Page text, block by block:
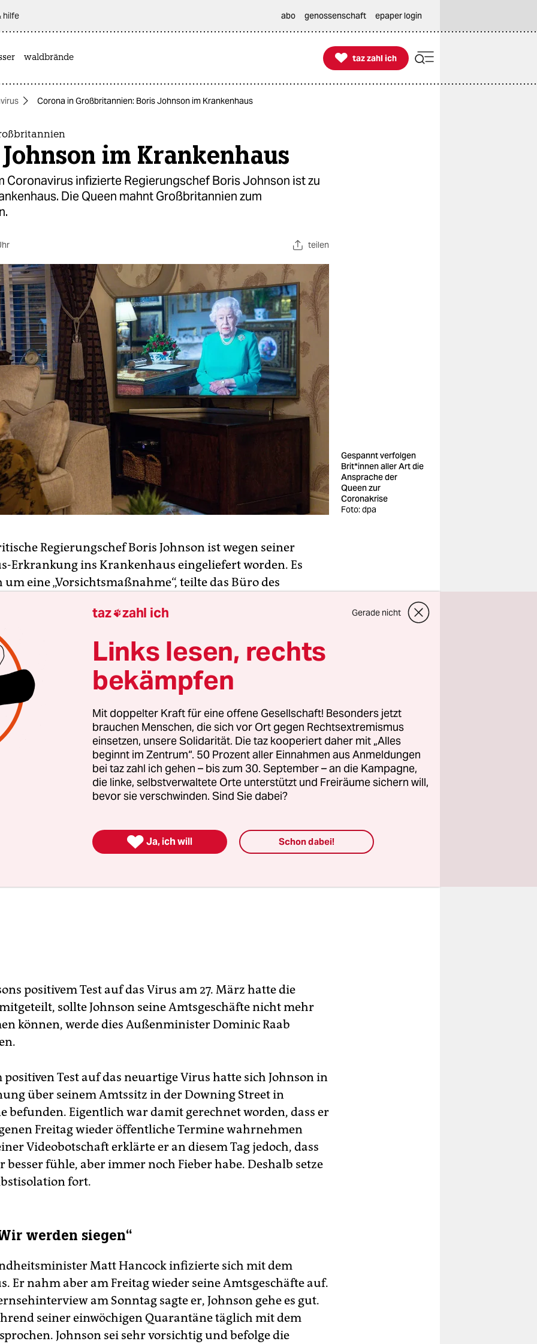
hilfe abo genossenschaft epaper login
waldbrände 
taz zahl ich
taz zahl ich
Corona in Großbritannien: Boris Johnson im Krankenhaus
im Krankenhaus
Coronavirus infizierte Regierungschef Boris Johnson ist zu
Die Queen mahnt Großbritannien zum
teilen
Gespannt verfolgen
Brit*innen aller Art die
Ansprache der
Queen zur
Coronakrise
Foto: dpa
Regierungschef Boris Johnson ist wegen seiner
Erkrankung ins Krankenhaus eingeliefert worden. Es
eine „Vorsichtsmaßnahme“, teilte das Büro des
der Infektion. Königin Elizabeth II. appellierte angesichts
in einer Fernsehansprache an das Durchhaltevermögen
Symptome des Premiers habe ihm sein Arzt zu
in einer Klinik geraten, erklärte die
zur Krankenhauseinweisung. Der 55-Jährige übe aber
Amtsgeschäfte aus, hieß es aus Regierungskreisen.
positivem Test auf das Virus am 27. März hatte die
sollte Johnson seine Amtsgeschäfte nicht mehr
können, werde dies Außenminister Dominic Raab
positiven Test auf das neuartige Virus hatte sich Johnson in
über seinem Amtssitz in der Downing Street in
befunden. Eigentlich war damit gerechnet worden, dass er
Freitag wieder öffentliche Termine wahrnehmen
Videobotschaft erklärte er an diesem Tag jedoch, dass
besser fühle, aber immer noch Fieber habe. Deshalb setze
fort.
werden siegen“
Matt Hancock infizierte sich mit dem
Er nahm aber am Freitag wieder seine Amtsgeschäfte auf.
am Sonntag sagte er, Johnson gehe es gut.
seiner einwöchigen Quarantäne täglich mit dem
Johnson sei sehr vorsichtig und befolge die
taz zahl ich Gerade nicht
Links lesen, rechts
bekämpfen
Mit doppelter Kraft für eine offene Gesellschaft! Besonders jetzt
brauchen Menschen, die sich vor Ort gegen Rechtsextremismus
einsetzen, unsere Solidarität. Die taz kooperiert daher mit „Alles
beginnt im Zentrum“. 50 Prozent aller Einnahmen aus Anmeldungen
bei taz zahl ich gehen – bis zum 30. September – an die Kampagne,
die linke, selbstverwaltete Orte unterstützt und Freiräume sichern will,
bevor sie verschwinden. Sind Sie dabei?
 Ja, ich will Schon dabei!